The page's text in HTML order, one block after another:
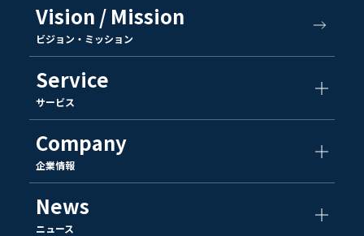
Vision / Mission
ビジョン・ミッション
Service
サービス
Company
企業情報
News
ニュース